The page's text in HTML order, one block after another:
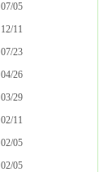
07/05
12/11
07/23
04/26
03/29
02/11
02/05
02/05